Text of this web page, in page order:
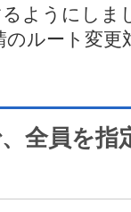
ようにしま
のルート変更
全員を指